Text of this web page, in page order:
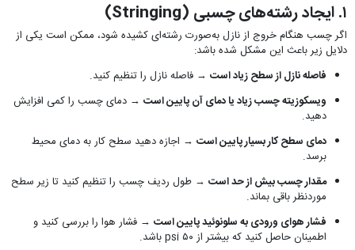
۱. ایجاد رشته‌های چسبی (Stringing)
اگر چسب هنگام خروج از نازل به‌صورت رشته‌ای کشیده شود، ممکن است یکی از
دلایل زیر باعث این مشکل شده باشد:
فاصله نازل از سطح زیاد است→ فاصله نازل را تنظیم کنید.
ویسکوزیته چسب زیاد یا دمای آن پایین است→ دمای چسب را کمی افزایش
دهید.
دمای سطح کار بسیار پایین است→ اجازه دهید سطح کار به دمای محیط
برسد.
مقدار چسب بیش از حد است→ طول ردیف چسب را تنظیم کنید تا زیر سطح
موردنظر باقی بماند.
فشار هوای ورودی به سلونوئید پایین است→ فشار هوا را بررسی کنید و
اطمینان حاصل کنید که بیشتر از ۵۰ psi باشد.